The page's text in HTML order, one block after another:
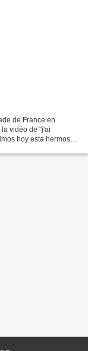
de France en
vidéo de "j'ai
hoy esta hermosa